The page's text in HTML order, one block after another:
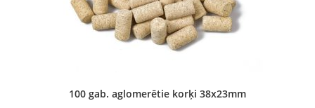
100 gab. aglomerētie korķi 38x23mm